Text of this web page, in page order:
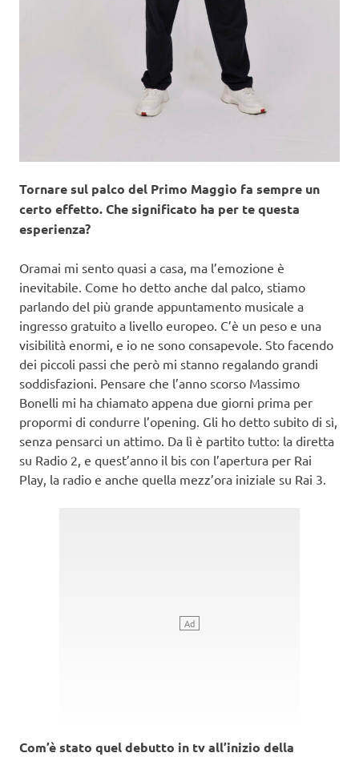
Tornare sul palco del Primo Maggio fa sempre un
certo effetto. Che significato ha per te questa
esperienza?
Oramai mi sento quasi a casa, ma l’emozione è
inevitabile. Come ho detto anche dal palco, stiamo
parlando del più grande appuntamento musicale a
ingresso gratuito a livello europeo. C’è un peso e una
visibilità enormi, e io ne sono consapevole. Sto facendo
dei piccoli passi che però mi stanno regalando grandi
soddisfazioni. Pensare che l’anno scorso Massimo
Bonelli mi ha chiamato appena due giorni prima per
propormi di condurre l’opening. Gli ho detto subito di sì,
senza pensarci un attimo. Da lì è partito tutto: la diretta
su Radio 2, e quest’anno il bis con l’apertura per Rai
Play, la radio e anche quella mezz’ora iniziale su Rai 3.
Com’è stato quel debutto in tv all’inizio della